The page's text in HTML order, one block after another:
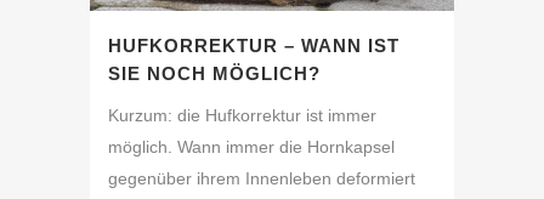
HUFKORREKTUR – WANN IST
SIE NOCH MÖGLICH?
Kurzum: die Hufkorrektur ist immer
möglich. Wann immer die Hornkapsel
gegenüber ihrem Innenleben deformiert